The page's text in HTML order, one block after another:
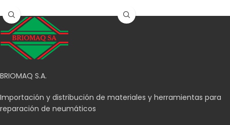
BRIOMAQ S.A.
Importación y distribución de materiales y herramientas para
reparación de neumáticos